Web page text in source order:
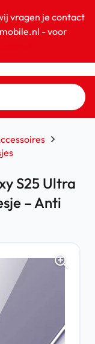
vragen je contact
- voor
S25 Ultra
– Anti